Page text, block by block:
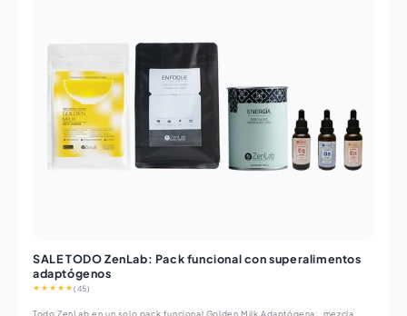
SALE TODO ZenLab: Pack funcional con superalimentos
adaptógenos
★★★★★(45)
Todo ZenLab en un solo pack funcional Golden Milk Adaptógena: mezcla